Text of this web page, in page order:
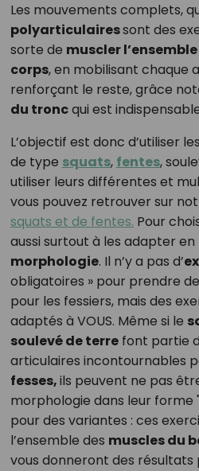
Les mouvements complets,
polyarticulairessont des
sorte de muscler
corps, en mobilisant chaque
renforçant le reste, grâce
du troncqui est
L’objectif est donc d’utiliser
de type squats, fentes,
utiliser leurs différentes et
vous pouvez retrouver sur
squats et de fentes. Pour
aussi surtout à les adapter en
morphologie. Il n’y a pas d’
obligatoires » pour prendre
pour les fessiers, mais des
adaptés à VOUS. Même si le
soulevé de terrefont partie
articulaires incontournables
fesses,ils peuvent ne pas
morphologie dans leur forme
pour des variantes : ces
l’ensemble des muscles du
vous donneront des